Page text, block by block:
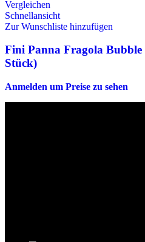
Vergleichen
Schnellansicht
Zur Wunschliste hinzufügen
Fini Panna Fragola
Stück)
Anmelden um Preise zu sehen